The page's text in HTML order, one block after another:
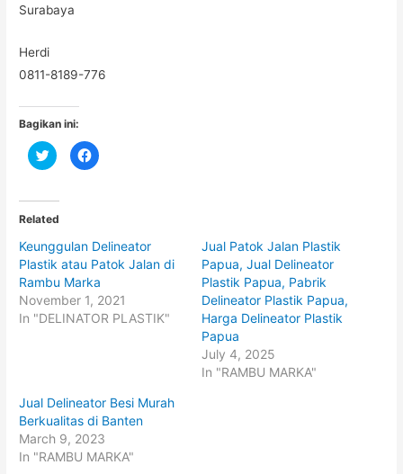
Surabaya
Herdi
0811-8189-776
Bagikan ini:
C
l
t
o
s
a
r
e
o
T
w
i
p
e
n
s
i
n
n
C
l
h
a
r
e
o
n
F
a
c
O
p
e
n
s
i
n
Related
Keunggulan Delineator
Plastik atau Patok Jalan di
Rambu Marka
November 1, 2021
In "DELINATOR PLASTIK"
Jual Patok Jalan Plastik
Papua, Jual Delineator
Plastik Papua, Pabrik
Delineator Plastik Papua,
Harga Delineator Plastik
Papua
July 4, 2025
In "RAMBU MARKA"
Jual Delineator Besi Murah
Berkualitas di Banten
March 9, 2023
In "RAMBU MARKA"